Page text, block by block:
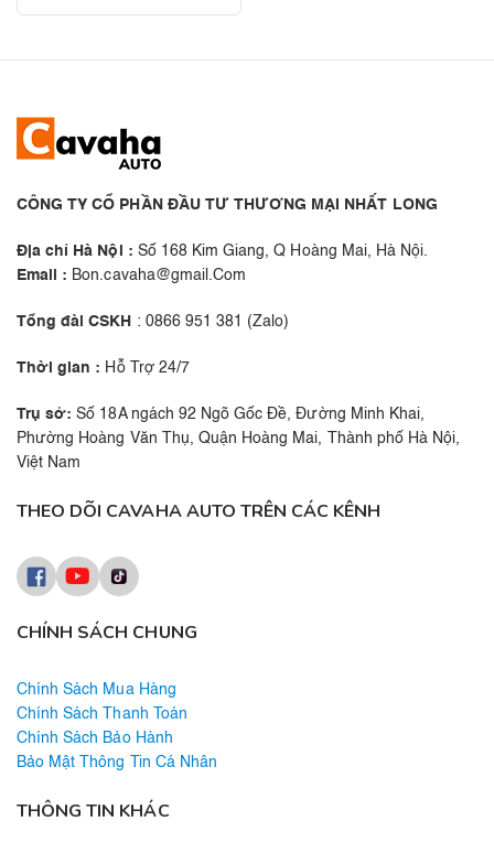
CÔNG TY CỔ PHẦN ĐẦU TƯ THƯƠNG MẠI NHẤT LONG
Địa chỉ Hà Nội : Số 168 Kim Giang, Q Hoàng Mai, Hà Nội.
Email : Bon.cavaha@gmail.Com
Tổng đài CSKH : 0866 951 381 (Zalo)
Thời gian : Hỗ Trợ 24/7
Trụ sở: Số 18A ngách 92 Ngõ Gốc Đề, Đường Minh Khai,
Phường Hoàng Văn Thụ, Quận Hoàng Mai, Thành phố Hà Nội,
Việt Nam
CHÍNH SÁCH CHUNG
Chính Sách Mua Hàng
Chính Sách Thanh Toán
Chính Sách Bảo Hành
Bảo Mật Thông Tin Cá Nhân
THÔNG TIN KHÁC
THEO DÕI CAVAHA AUTO TRÊN CÁC KÊNH